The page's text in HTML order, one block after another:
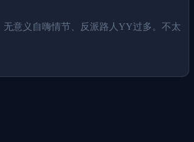
意义自嗨情节、反派路人YY过多。不太